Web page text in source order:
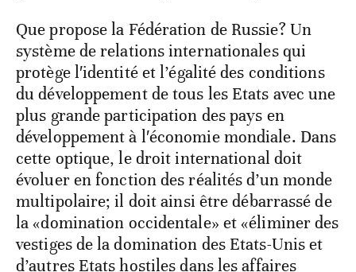
Que propose la Fédération de Russie? Un
système de relations internationales qui
protège l′identité et l’égalité des conditions
du développement de tous les Etats avec une
plus grande participation des pays en
développement à l′économie mondiale. Dans
cette optique, le droit international doit
évoluer en fonction des réalités d’un monde
multipolaire; il doit ainsi être débarrassé de
la «domination occidentale» et «éliminer des
vestiges de la domination des Etats-Unis et
d’autres Etats hostiles dans les affaires